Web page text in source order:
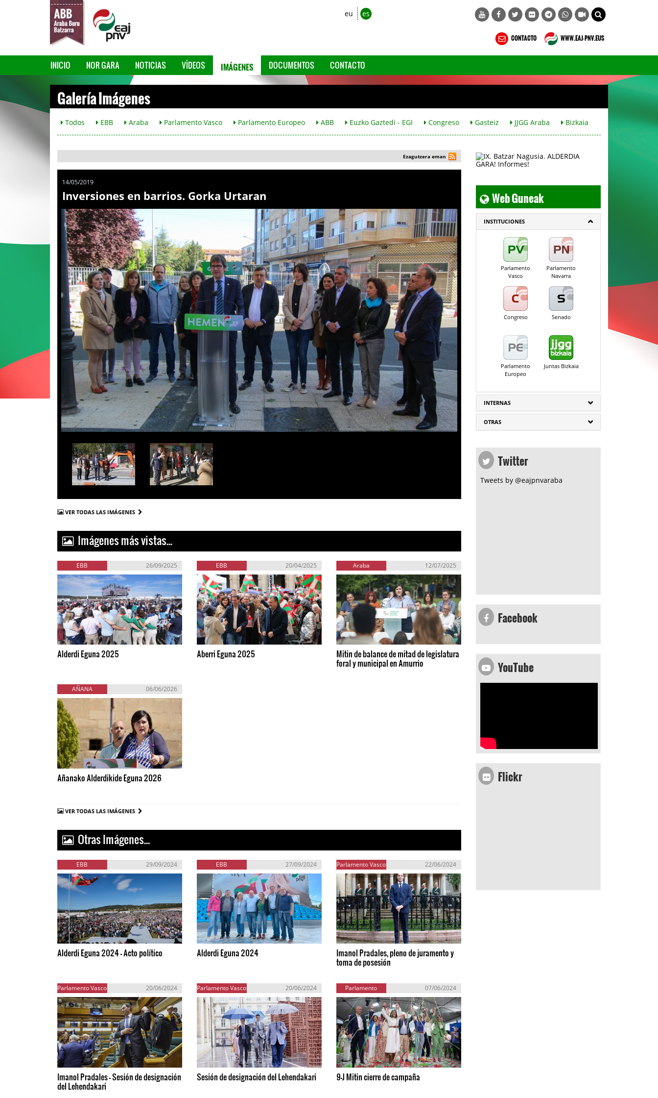
eu es
CONTACTO WWW.EAJ-PNV.EUS
INICIO NOR GARA NOTICIAS VÍDEOS IMÁGENES DOCUMENTOS CONTACTO
Galería Imágenes
Todos EBB Araba Parlamento Vasco Parlamento Europeo ABB Euzko Gaztedi - EGI Congreso Gasteiz JJGG Araba Bizkaia
Ezagutzera eman
14/05/2019
Inversiones en barrios. Gorka Urtaran
VER TODAS LAS IMÁGENES
Imágenes más vistas...
EBB 26/09/2025
Alderdi Eguna 2025
EBB 20/04/2025
Aberri Eguna 2025
Araba 12/07/2025
Mitin de balance de mitad de legislatura
foral y municipal en Amurrio
AÑANA 06/06/2026
Añanako Alderdikide Eguna 2026
VER TODAS LAS IMÁGENES
Otras Imágenes...
EBB 29/09/2024
Alderdi Eguna 2024 - Acto político
EBB 27/09/2024
Alderdi Eguna 2024
Parlamento Vasco 22/06/2024
Imanol Pradales, pleno de juramento y
toma de posesión
Parlamento Vasco 20/06/2024
Imanol Pradales - Sesión de designación
del Lehendakari
Parlamento Vasco 20/06/2024
Sesión de designación del Lehendakari
Parlamento
Europeo
07/06/2024
9-J Mitin cierre de campaña
Web Guneak
INSTITUCIONES
Parlamento
Vasco
Parlamento
Navarra
Congreso Senado
Parlamento
Europeo
Juntas Bizkaia
INTERNAS
OTRAS
Twitter
Tweets by @eajpnvaraba
Facebook
YouTube
Flickr